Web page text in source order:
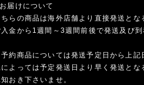
届けについて
ちらの商品は海外店舗より直接発送とな
入金から1週間～3週間前後で発送及び
約商品については発送予定日から上記
によっては予定発送日より早く発送と
おき下さいませ。